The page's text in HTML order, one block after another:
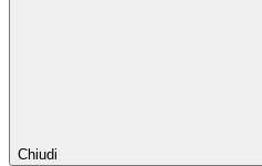
Chiudi